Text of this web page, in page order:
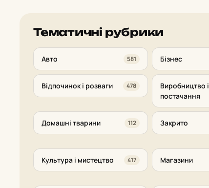
Тематичні рубрики
Авто 581 Бізнес
Відпочинок і розваги 478
Виробництво і
постачання
Домашні тварини 112 Закрито
Культура і мистецтво 417 Магазини